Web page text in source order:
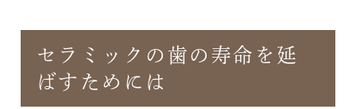
セラミックの歯の寿命を延
ばすためには